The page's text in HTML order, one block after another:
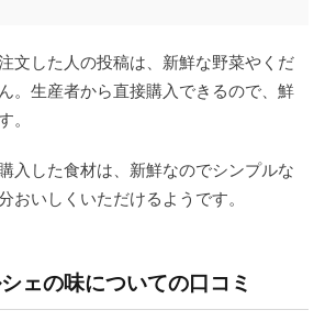
文した人の投稿は、新鮮な野菜やくだ
。生産者から直接購入できるので、鮮
。
入した食材は、新鮮なのでシンプルな
おいしくいただけるようです。
ェの味についての口コミ